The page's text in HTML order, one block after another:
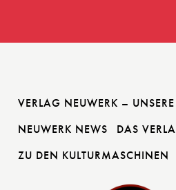
VERLAG NEUWERK –
NEUWERK NEWS
DAS
ZU DEN KULTURMASCHINEN